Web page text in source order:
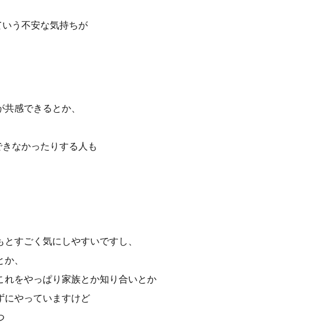
う不安な気持ちが
感できるとか、
なかったりする人も
すごく気にしやすいですし、
、
をやっぱり家族とか知り合いとか
にやっていますけど